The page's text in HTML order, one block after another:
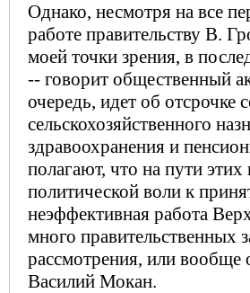
Однако, несмотря на все
работе правительству В.
моей точки зрения, в
-- говорит общественный
очередь, идет об отсрочке
сельскохозяйственного
здравоохранения и
полагают, что на пути этих
политической воли к
неэффективная работа
много правительственных
рассмотрения, или вообще
Василий Мокан.